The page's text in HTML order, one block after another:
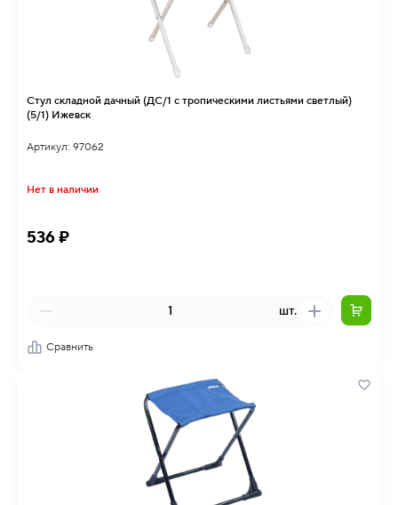
Стул складной дачный (ДС/1 с тропическими листьями светлый)
(5/1) Ижевск
Артикул: 97062
Нет в наличии
536 ₽
шт.
Сравнить